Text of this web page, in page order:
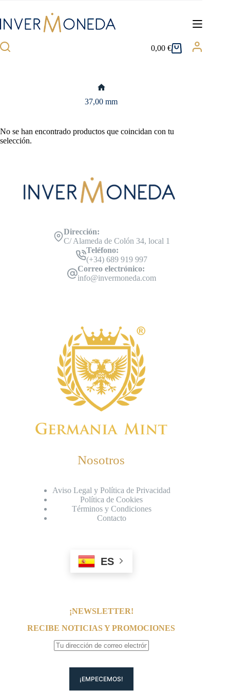
contenido
Carro
0,00€
37,00 mm
No se han encontrado productos que coincidan con tu
selección.
Dirección:
C/ Alameda de Colón 34, local 1
Teléfono:
(+34) 689 919 997
Correo electrónico:
info@invermoneda.com
Nosotros
Aviso Legal y Política de Privacidad
Política de Cookies
Términos y Condiciones
Contacto
ES
¡NEWSLETTER!
RECIBE NOTICIAS Y PROMOCIONES